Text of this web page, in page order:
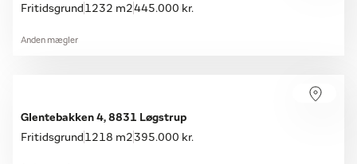
Fritidsgrund 1232 m2445.000 kr.
Anden mægler
Glentebakken 4, 8831 Løgstrup
Fritidsgrund 1218 m2 395.000 kr.